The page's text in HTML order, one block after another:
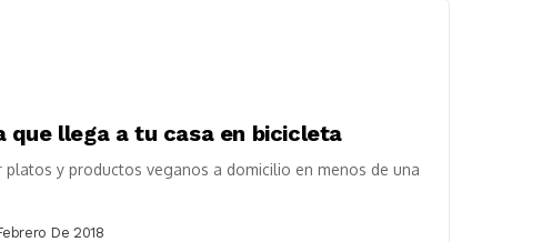
que llega a tu casa en bicicleta
platos y productos veganos a domicilio en menos de una
De 2018